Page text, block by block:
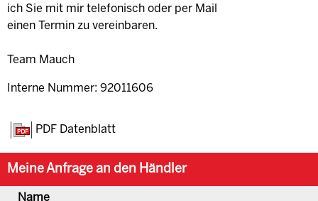
ich Sie mit mir telefonisch oder per Mail
einen Termin zu vereinbaren.
Team Mauch
Interne Nummer: 92011606
PDF Datenblatt
Meine Anfrage an den Händler
Name